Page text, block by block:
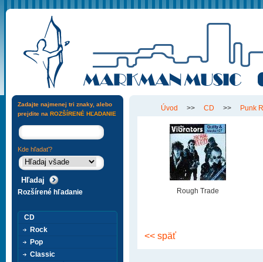
Úvod >> CD >> Punk
Rough Trade
<< späť
Zadajte najmenej tri znaky, alebo
prejdite na ROZŠÍRENÉ HĽADANIE
Kde hľadať?
Rozšírené hľadanie
CD
Rock
Pop
Classic